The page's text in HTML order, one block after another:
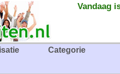
Vandaag
Categorie